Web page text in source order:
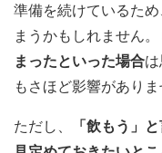
準備を続けているた
まうかもしれません。
まったといった場合
もさほど影響がありま
ただし、
「飲もう」